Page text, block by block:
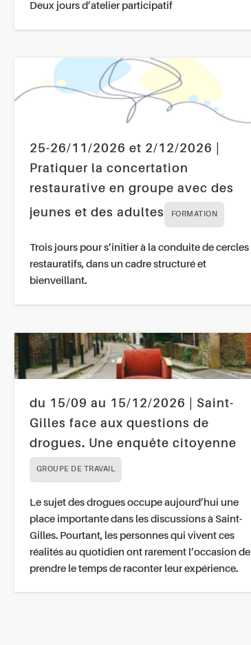
Deux jours d’atelier participatif
25-26/11/2026 et 2/12/2026 |
Pratiquer la concertation
restaurative en groupe avec des
jeunes et des adultes
FORMATION
Trois jours pour s’initier à la conduite de cercles
restauratifs, dans un cadre structuré et
bienveillant.
du 15/09 au 15/12/2026 | Saint-
Gilles face aux questions de
drogues. Une enquête citoyenne
GROUPE DE TRAVAIL
Le sujet des drogues occupe aujourd’hui une
place importante dans les discussions à Saint-
Gilles. Pourtant, les personnes qui vivent ces
réalités au quotidien ont rarement l’occasion de
prendre le temps de raconter leur expérience.